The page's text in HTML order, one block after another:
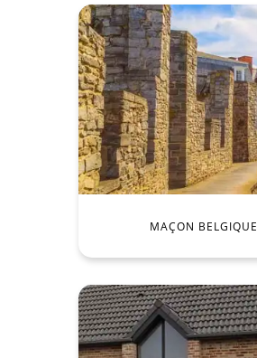
MAÇON BELGIQUE